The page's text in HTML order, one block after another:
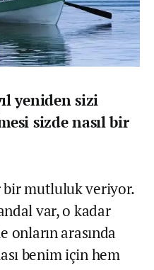
yeniden sizi
sizde nasıl bir
bir mutluluk veriyor.
var, o kadar
onların arasında
benim için hem